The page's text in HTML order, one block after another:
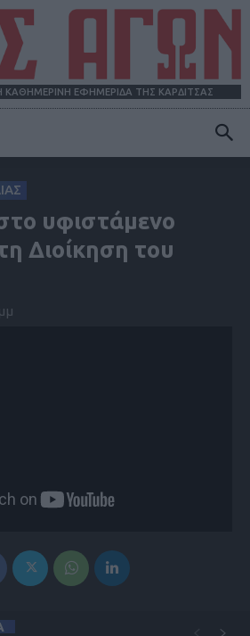
ΚΑΘΗΜΕΡΙΝΗ ΕΦΗΜΕΡΙΔΑ ΤΗΣ ΚΑΡΔΙΤΣΑΣ
ΑΓΩΝ
υφιστάμενο
Διοίκηση του